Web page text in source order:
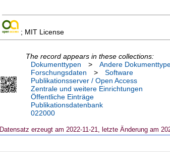
; MIT License
The record appears in these collections:
Dokumenttypen
>
Andere
Forschungsdaten
>
Software
Publikationsserver / Open Access
Zentrale und weitere Einrichtungen
Öffentliche Einträge
Publikationsdatenbank
022000
Datensatz erzeugt am 2022-11-21, letzte Änderung am